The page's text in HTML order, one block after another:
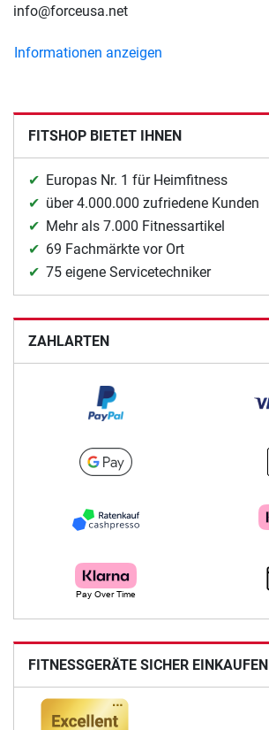
info@forceusa.net
Informationen anzeigen
FITSHOP BIETET IHNEN
Europas Nr. 1 für Heimfitness
über 4.000.000 zufriedene Kunden
Mehr als 7.000 Fitnessartikel
69 Fachmärkte vor Ort
75 eigene Servicetechniker
ZAHLARTEN
FITNESSGERÄTE SICHER EINKAUFEN